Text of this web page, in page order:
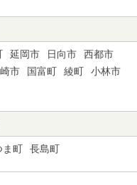
延岡市 日向市
西都市
市 国富町 綾町
小林市
ま町 長島町